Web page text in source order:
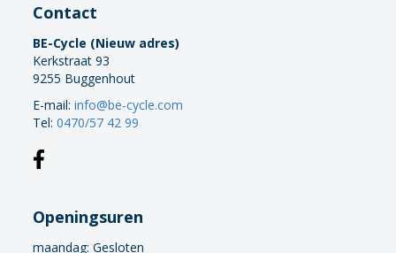
Zadelpen
Kledij
Sportvoeding
Verlichting
Verzorging
Contact
BE-Cycle (Nieuw adres)
Kerkstraat 93
9255 Buggenhout
E-mail:info@be-cycle.com
Tel:0470/57 42 99
Openingsuren
maandag:Gesloten